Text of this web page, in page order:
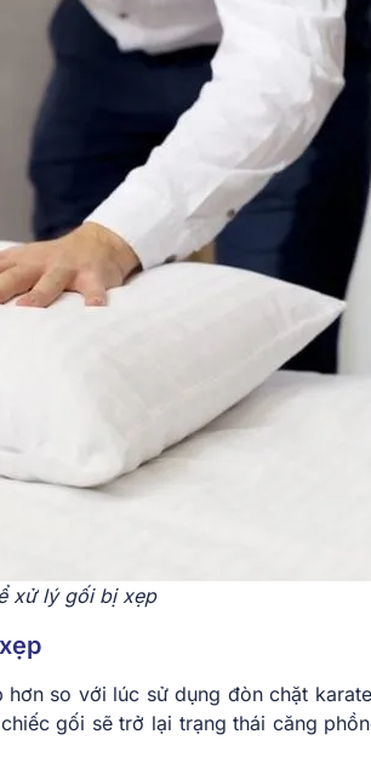
xử lý gối bị xẹp
so với lúc sử dụng đòn chặt
gối sẽ trở lại trạng thái căng